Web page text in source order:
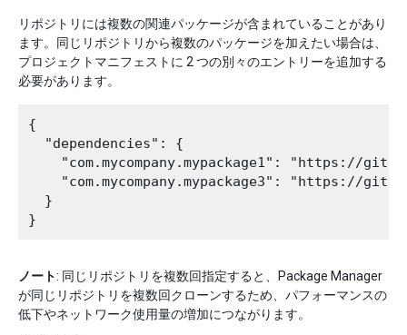
リポジトリには複数の関連パッケージが含まれていることがあり
ます。同じリポジトリから複数のパッケージを加えたい場合は、
プロジェクトマニフェストに 2 つの別々のエントリーを追加する
必要があります。
{
  "dependencies": {
"com.mycompany.mypackage1": "https://
"com.mycompany.mypackage3": "https://
  }
ノート: 同じリポジトリを複数回指定すると、Package Manager
が同じリポジトリを複数回クローンするため、パフォーマンスの
低下やネットワーク使用量の増加につながります。